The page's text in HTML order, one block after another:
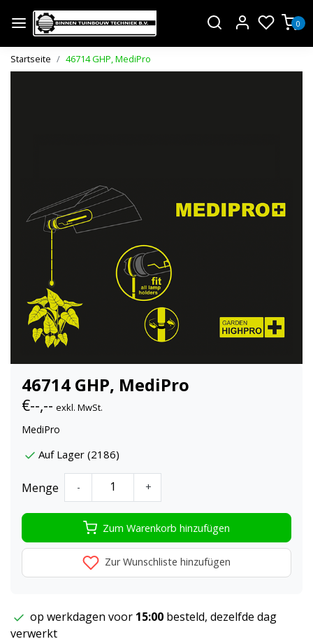
0
Startseite 46714 GHP, MediPro
46714 GHP, MediPro
€--,-- exkl. MwSt.
MediPro
Auf Lager (2186)
Menge - +
Zum Warenkorb hinzufügen
Zur Wunschliste hinzufügen
op werkdagen voor 15:00 besteld, dezelfde dag
verwerkt